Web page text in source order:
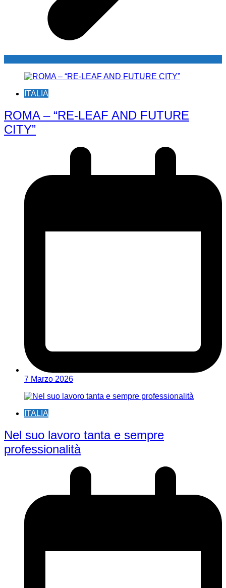
ITALIA
ROMA – “RE-LEAF AND FUTURE
CITY”
7 Marzo 2026
ITALIA
Nel suo lavoro tanta e sempre
professionalità